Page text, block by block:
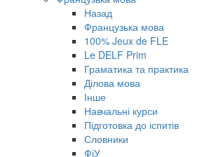
Назад
Французька мова
100% Jeux de FLE
Le DELF Prim
Граматика та практика
Ділова мова
Інше
Навчальні курси
Підготовка до іспитів
Словники
ФіУ